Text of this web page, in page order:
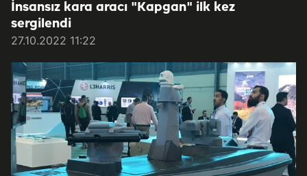
İnsansız kara aracı "Kapgan" ilk kez
sergilendi
27.10.2022 11:22